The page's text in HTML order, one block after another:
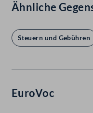
Ähnliche
Steuern und Gebühren
EuroVoc